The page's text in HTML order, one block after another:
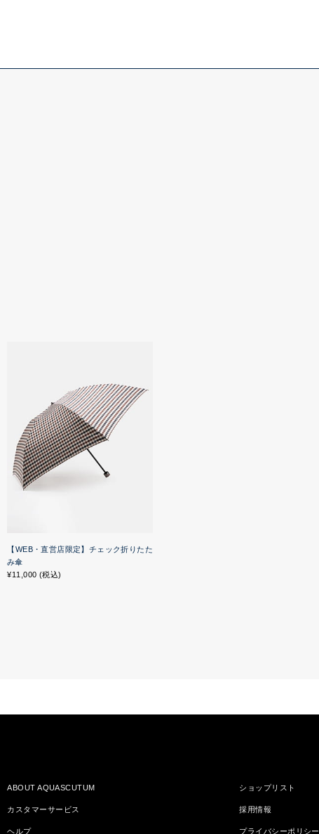
【WEB・直営店限定】チェック折りたた
み傘
¥11,000 (税込)
ABOUT AQUASCUTUM
カスタマーサービス
ヘルプ
ショップリスト
採用情報
プライバシーポリシー